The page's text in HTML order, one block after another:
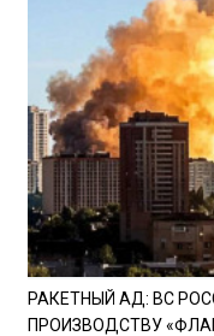
РАКЕТНЫЙ АД: ВС
ПРОИЗВОДСТВУ